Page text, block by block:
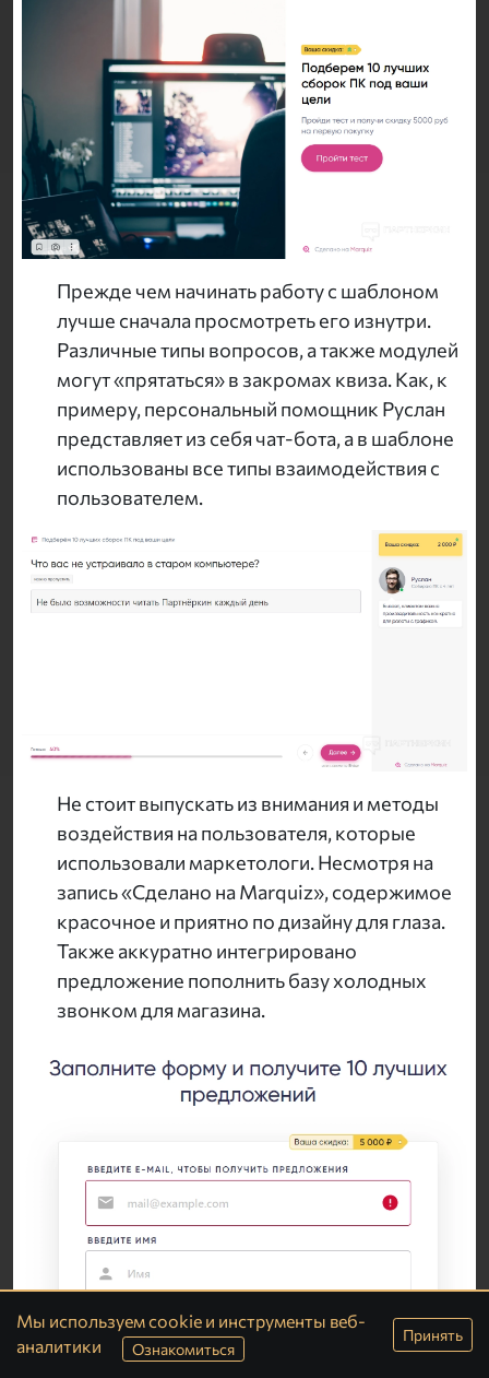
Прежде чем начинать работу с шаблоном
лучше сначала просмотреть его изнутри.
Различные типы вопросов, а также модулей
могут «прятаться» в закромах квиза. Как, к
примеру, персональный помощник Руслан
представляет из себя чат-бота, а в шаблоне
использованы все типы взаимодействия с
пользователем.
Не стоит выпускать из внимания и методы
воздействия на пользователя, которые
использовали маркетологи. Несмотря на
запись «Сделано на Marquiz», содержимое
красочное и приятно по дизайну для глаза.
Также аккуратно интегрировано
предложение пополнить базу холодных
звонком для магазина.
Мы используем cookie и инструменты веб-
аналитики
Ознакомиться
Принять